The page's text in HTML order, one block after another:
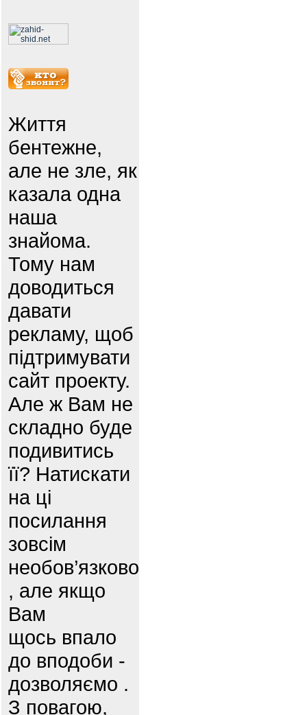
Життя
бентежне,
але не зле, як
казала одна
наша
знайома.
Тому нам
доводиться
давати
рекламу, щоб
підтримувати
сайт проекту.
Але ж Вам не
складно буде
подивитись
її? Натискати
на ці
посилання
зовсім
необов’язково
, але якщо
Вам
щось впало
до вподоби -
дозволяємо .
З повагою,